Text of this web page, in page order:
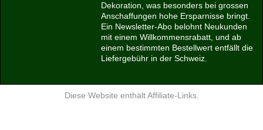
Dekoration, was besonders bei grossen
Anschaffungen hohe Ersparnisse bringt.
Ein Newsletter-Abo belohnt Neukunden
mit einem Willkommensrabatt, und ab
einem bestimmten Bestellwert entfällt die
Liefergebühr in der Schweiz.
Diese Website enthält Affiliate-Links.